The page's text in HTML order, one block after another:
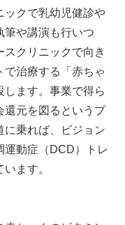
ックで乳幼児健診や
筆や講演も行いつ
クリニックで向き
治療する「赤ちゃ
します。事業で得ら
還元を図るというプ
に乗れば、ビジョン
運動症（DCD）トレ
ます。